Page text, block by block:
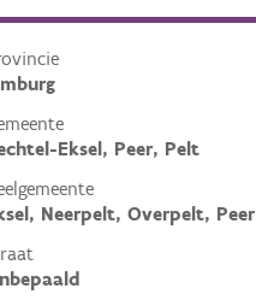
Eksel, Peer, Pelt
Neerpelt, Overpelt, Peer